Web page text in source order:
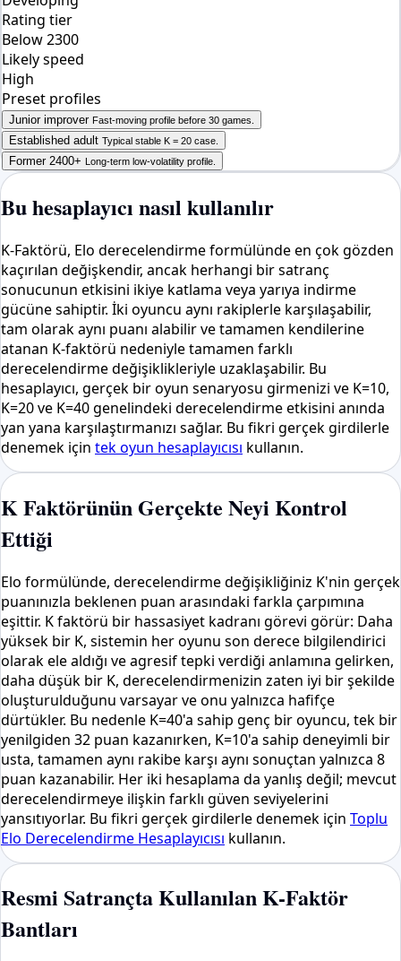
Rating tier
Below 2300
Likely speed
High
Preset profiles
Junior improver Fast-moving profile before 30 games.
Established adult Typical stable K = 20 case.
Former 2400+ Long-term low-volatility profile.
Bu hesaplayıcı nasıl kullanılır
K-Faktörü, Elo derecelendirme formülünde en çok gözden
kaçırılan değişkendir, ancak herhangi bir satranç
sonucunun etkisini ikiye katlama veya yarıya indirme
gücüne sahiptir. İki oyuncu aynı rakiplerle karşılaşabilir,
tam olarak aynı puanı alabilir ve tamamen kendilerine
atanan K-faktörü nedeniyle tamamen farklı
derecelendirme değişiklikleriyle uzaklaşabilir. Bu
hesaplayıcı, gerçek bir oyun senaryosu girmenizi ve K=10,
K=20 ve K=40 genelindeki derecelendirme etkisini anında
yan yana karşılaştırmanızı sağlar. Bu fikri gerçek girdilerle
denemek için tek oyun hesaplayıcısı kullanın.
K Faktörünün Gerçekte Neyi Kontrol
Ettiği
Elo formülünde, derecelendirme değişikliğiniz K'nin gerçek
puanınızla beklenen puan arasındaki farkla çarpımına
eşittir. K faktörü bir hassasiyet kadranı görevi görür: Daha
yüksek bir K, sistemin her oyunu son derece bilgilendirici
olarak ele aldığı ve agresif tepki verdiği anlamına gelirken,
daha düşük bir K, derecelendirmenizin zaten iyi bir şekilde
oluşturulduğunu varsayar ve onu yalnızca hafifçe
dürtükler. Bu nedenle K=40'a sahip genç bir oyuncu, tek bir
yenilgiden 32 puan kazanırken, K=10'a sahip deneyimli bir
usta, tamamen aynı rakibe karşı aynı sonuçtan yalnızca 8
puan kazanabilir. Her iki hesaplama da yanlış değil; mevcut
derecelendirmeye ilişkin farklı güven seviyelerini
yansıtıyorlar. Bu fikri gerçek girdilerle denemek için Toplu
Elo Derecelendirme Hesaplayıcısı kullanın.
Resmi Satrançta Kullanılan K-Faktör
Bantları